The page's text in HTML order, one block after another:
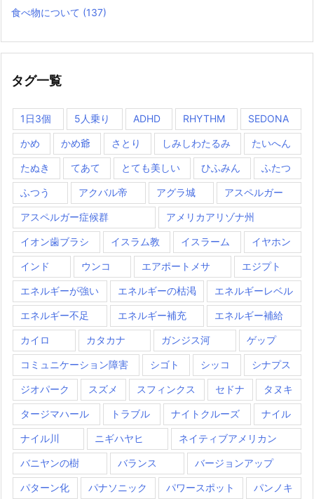
食べ物について (137)
タグ一覧
1日3個 5人乗り ADHD RHYTHM SEDONA
かめ かめ爺 さとり しみしわたるみ たいへん
たぬき てあて とても美しい ひふみん ふたつ
ふつう アクバル帝 アグラ城 アスペルガー
アスペルガー症候群 アメリカアリゾナ州
イオン歯ブラシ イスラム教 イスラーム イヤホン
インド ウンコ エアポートメサ エジプト
エネルギーが強い エネルギーの枯渇 エネルギーレベル
エネルギー不足 エネルギー補充 エネルギー補給
カイロ カタカナ ガンジス河 ゲップ
コミュニケーション障害 シゴト シッコ シナプス
ジオパーク スズメ スフィンクス セドナ タヌキ
タージマハール トラブル ナイトクルーズ ナイル
ナイル川 ニギハヤヒ ネイティブアメリカン
バニヤンの樹 バランス バージョンアップ
パターン化 パナソニック パワースポット パンノキ